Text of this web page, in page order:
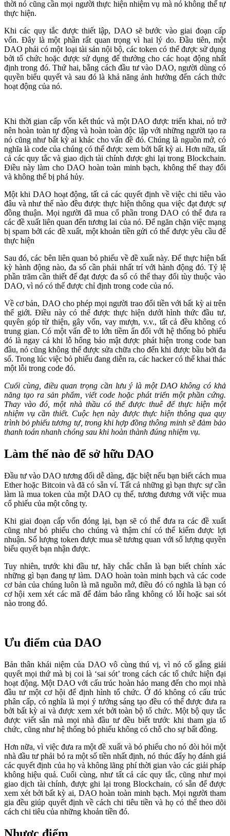
thời nó cũng cần mọi người thực hiện nhiệm vụ mà nó không thể tự
thực hiện.
Khi các quy tắc được thiết lập, DAO sẽ bước vào giai đoạn cấp
vốn. Đây là một phần rất quan trọng vì hai lý do. Đầu tiên, một
DAO phải có một loại tài sản nội bộ, các token có thể được sử dụng
bởi tổ chức hoặc được sử dụng để thưởng cho các hoạt động nhất
định trong đó. Thứ hai, bằng cách đầu tư vào DAO, người dùng có
quyền biểu quyết và sau đó là khả năng ảnh hưởng đến cách thức
hoạt động của nó.
Khi thời gian cấp vốn kết thúc và một DAO được triển khai, nó trở
nên hoàn toàn tự động và hoàn toàn độc lập với những người tạo ra
nó cũng như bất kỳ ai khác cho vấn đề đó. Chúng là nguồn mở, có
nghĩa là code của chúng có thể được xem bởi bất kỳ ai. Hơn nữa, tất
cả các quy tắc và giao dịch tài chính được ghi lại trong Blockchain.
Điều này làm cho DAO hoàn toàn minh bạch, không thể thay đổi
và không thể bị phá hủy.
Một khi DAO hoạt động, tất cả các quyết định về việc chi tiêu vào
đâu và như thế nào đều được thực hiện thông qua việc đạt được sự
đồng thuận. Mọi người đã mua cổ phần trong DAO có thể đưa ra
các đề xuất liên quan đến tương lai của nó. Để ngăn chặn việc mạng
bị spam bởi các đề xuất, một khoản tiền gửi có thể được yêu cầu để
thực hiện
Sau đó, các bên liên quan bỏ phiếu về đề xuất này. Để thực hiện bất
kỳ hành động nào, đa số cần phải nhất trí với hành động đó. Tỷ lệ
phần trăm cần thiết để đạt được đa số có thể thay đổi tùy thuộc vào
DAO, vì nó có thể được chỉ định trong code của nó.
Về cơ bản, DAO cho phép mọi người trao đổi tiền với bất kỳ ai trên
thế giới. Điều này có thể được thực hiện dưới hình thức đầu tư,
quyên góp từ thiện, gây vốn, vay mượn, v.v., tất cả đều không có
trung gian. Có một vấn đề to lớn tiềm ẩn đối với hệ thống bỏ phiếu
đó là ngay cả khi lỗ hổng bảo mật được phát hiện trong code ban
đầu, nó cũng không thể được sửa chữa cho đến khi được bầu bởi đa
số. Trong lúc việc bỏ phiếu đang diễn ra, các hacker có thể khai thác
một lỗi trong code đó.
Cuối cùng, điều quan trọng cần lưu ý là một DAO không có khả
năng tạo ra sản phẩm, viết code hoặc phát triển một phần cứng.
Thay vào đó, một nhà thầu có thể được thuê để thực hiện một
nhiệm vụ cần thiết. Cuộc hẹn này được thực hiện thông qua quy
trình bỏ phiếu tương tự, trong khi hợp đồng thông minh sẽ đảm bảo
thanh toán nhanh chóng sau khi hoàn thành đúng nhiệm vụ.
Làm thế nào để sở hữu DAO
Đầu tư vào DAO tương đối dễ dàng, đặc biệt nếu bạn biết cách mua
Ether hoặc Bitcoin và đã có sẵn ví. Tất cả những gì bạn thực sự cần
làm là mua token của một DAO cụ thể, tương đương với việc mua
cổ phiếu của một công ty.
Khi giai đoạn cấp vốn đóng lại, bạn sẽ có thể đưa ra các đề xuất
cũng như bỏ phiếu cho chúng và thậm chí có thể kiếm được lợi
nhuận. Số lượng token được mua sẽ tương quan với số lượng quyền
biểu quyết bạn nhận được.
Tuy nhiên, trước khi đầu tư, hãy chắc chắn là bạn biết chính xác
những gì bạn đang tự làm. DAO hoàn toàn minh bạch và các code
cơ bản của chúng luôn là mã nguồn mở, điều đó có nghĩa là bạn có
cơ hội xem xét các mã để đảm bảo rằng không có lỗi hoặc sai sót
nào trong đó.
Ưu điểm của DAO
Bản thân khái niệm của DAO vô cùng thú vị, vì nó cố gắng giải
quyết mọi thứ mà bị coi là ‘sai sót’ trong cách các tổ chức hiện đại
hoạt động. Một DAO với cấu trúc hoàn hảo mang đến cho mọi nhà
đầu tư một cơ hội để định hình tổ chức. Ở đó không có cấu trúc
phân cấp, có nghĩa là mọi ý tưởng sáng tạo đều có thể được đưa ra
bởi bất kỳ ai và được xem xét bởi toàn bộ tổ chức. Một bộ quy tắc
được viết sẵn mà mọi nhà đầu tư đều biết trước khi tham gia tổ
chức, cũng như hệ thống bỏ phiếu không có chỗ cho sự bất đồng.
Hơn nữa, vì việc đưa ra một đề xuất và bỏ phiếu cho nó đòi hỏi một
nhà đầu tư phải bỏ ra một số tiền nhất định, nó thúc đẩy họ đánh giá
các quyết định của họ và không lãng phí thời gian vào các giải pháp
không hiệu quả. Cuối cùng, như tất cả các quy tắc, cũng như mọi
giao dịch tài chính, được ghi lại trong Blockchain, có sẵn để được
xem xét bởi bất kỳ ai, DAO hoàn toàn minh bạch. Mọi người tham
gia đều giúp quyết định về cách chi tiêu tiền và họ có thể theo dõi
cách chi tiêu của những khoản tiền đó.
Nhược điểm